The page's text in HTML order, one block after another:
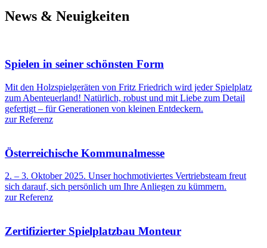
News & Neuigkeiten
Spielen in seiner schönsten Form
Mit den Holzspielgeräten von Fritz Friedrich wird jeder Spielplatz
zum Abenteuerland! Natürlich, robust und mit Liebe zum Detail
gefertigt – für Generationen von kleinen Entdeckern.
zur Referenz
Österreichische Kommunalmesse
2. – 3. Oktober 2025. Unser hochmotiviertes Vertriebsteam freut
sich darauf, sich persönlich um Ihre Anliegen zu kümmern.
zur Referenz
Zertifizierter Spielplatzbau Monteur